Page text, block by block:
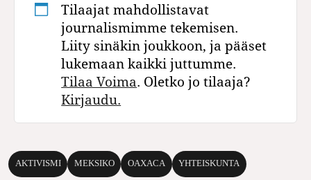
Tilaajat mahdollistavat
journalismimme tekemisen.
Liity sinäkin joukkoon, ja pääset
lukemaan kaikki juttumme.
Tilaa Voima. Oletko jo tilaaja?
Kirjaudu.
AKTIVISMI MEKSIKO OAXACA YHTEISKUNTA